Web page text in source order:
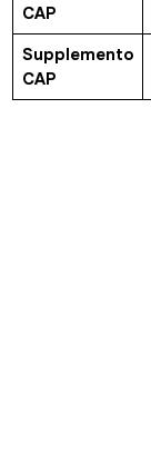
CAP
Supplemento
CAP